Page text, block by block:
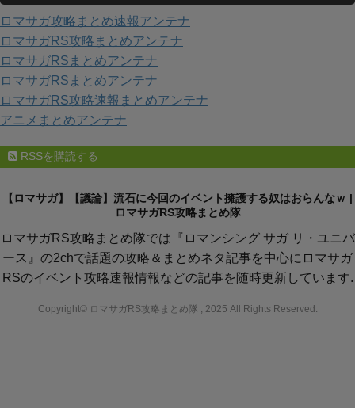
リ
ー
ロマサガ攻略まとめ速報アンテナ
ロマサガRS攻略まとめアンテナ
ロマサガRSまとめアンテナ
ロマサガRSまとめアンテナ
ロマサガRS攻略速報まとめアンテナ
アニメまとめアンテナ
RSSを購読する
【ロマサガ】【議論】流石に今回のイベント擁護する奴はおらんなｗ |
ロマサガRS攻略まとめ隊
ロマサガRS攻略まとめ隊では『ロマンシング サガ リ・ユニバ
ース』の2chで話題の攻略＆まとめネタ記事を中心にロマサガ
RSのイベント攻略速報情報などの記事を随時更新しています.
Copyright© ロマサガRS攻略まとめ隊 , 2025 All Rights Reserved.